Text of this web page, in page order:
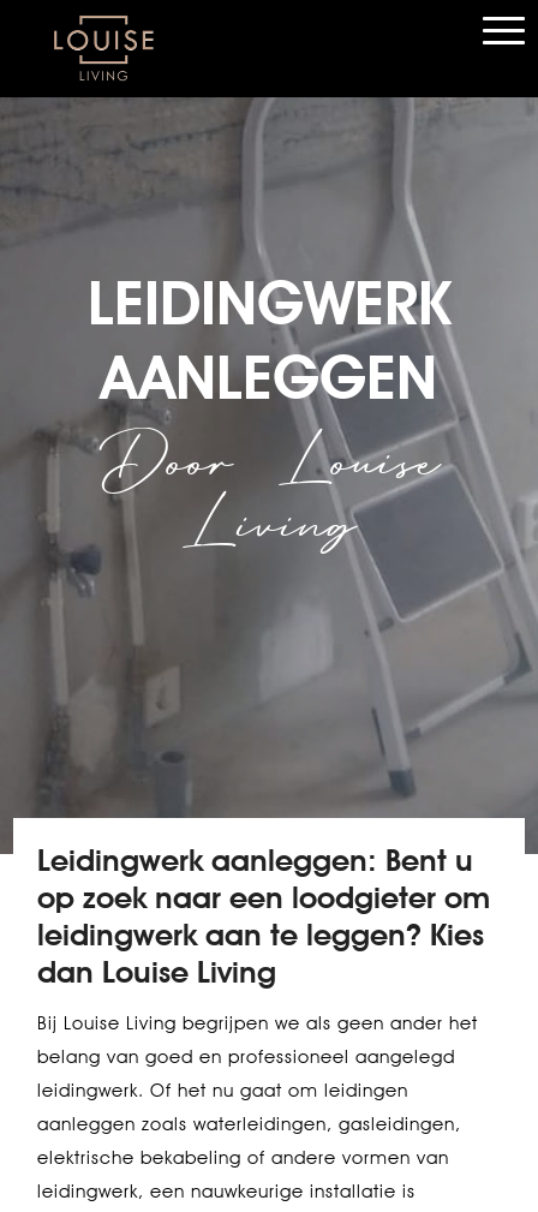
LEIDINGWERK
AANLEGGEN
Door Louise
Living
Leidingwerk aanleggen: Bent u
op zoek naar een loodgieter om
leidingwerk aan te leggen? Kies
dan Louise Living
Bij Louise Living begrijpen we als geen ander het
belang van goed en professioneel aangelegd
leidingwerk. Of het nu gaat om leidingen
aanleggen zoals waterleidingen, gasleidingen,
elektrische bekabeling of andere vormen van
leidingwerk, een nauwkeurige installatie is